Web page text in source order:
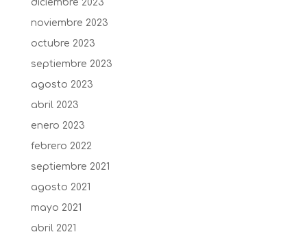
diciembre 2023
noviembre 2023
octubre 2023
septiembre 2023
agosto 2023
abril 2023
enero 2023
febrero 2022
septiembre 2021
agosto 2021
mayo 2021
abril 2021